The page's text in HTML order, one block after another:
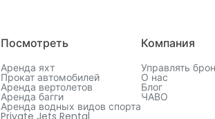
Посмотреть
Аренда яхт
Прокат автомобилей
Аренда вертолетов
Аренда багги
Аренда водных видов спорта
Private Jets Rental
Компания
Управлять
О нас
Блог
ЧАВО